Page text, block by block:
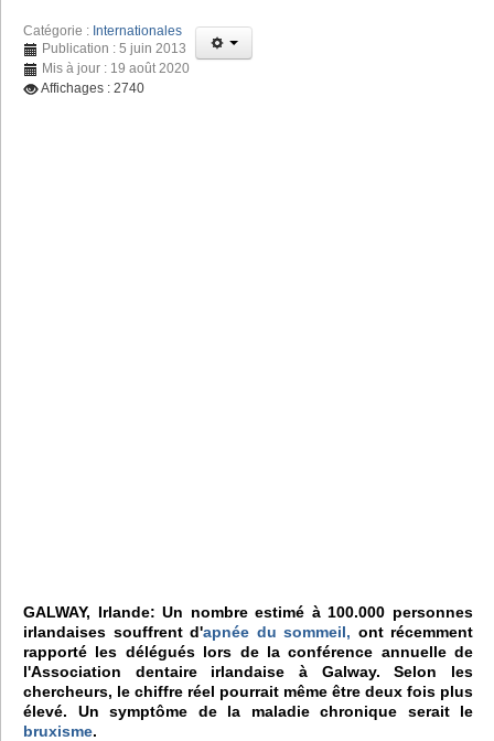
Catégorie : Internationales
Publication : 5 juin 2013
Mis à jour : 19 août 2020
Affichages : 2740
GALWAY, Irlande: Un nombre estimé à 100.000 personnes
irlandaises souffrent d'apnée du sommeil, ont récemment
rapporté les délégués lors de la conférence annuelle de
l'Association dentaire irlandaise à Galway. Selon les
chercheurs, le chiffre réel pourrait même être deux fois plus
élevé. Un symptôme de la maladie chronique serait le
bruxisme.